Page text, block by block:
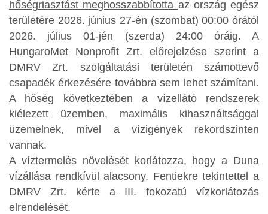
hőségriasztást meghosszabbította az ország egész
területére 2026. június 27-én (szombat) 00:00 órától
2026. július 01-jén (szerda) 24:00 óráig. A
HungaroMet Nonprofit Zrt. előrejelzése szerint a
DMRV Zrt. szolgáltatási területén számottevő
csapadék érkezésére továbbra sem lehet számítani.
A hőség következtében a vízellátó rendszerek
kiélezett üzemben, maximális kihasználtsággal
üzemelnek, mivel a vízigények rekordszinten
vannak.
A víztermelés növelését korlátozza, hogy a Duna
vízállása rendkívül alacsony. Fentiekre tekintettel a
DMRV Zrt. kérte a III. fokozatú vízkorlátozás
elrendelését.